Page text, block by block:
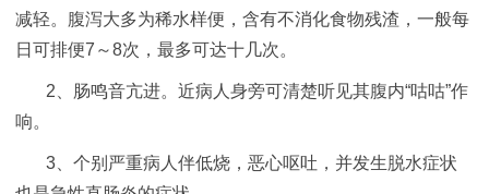
减轻。腹泻大多为稀水样便，含有不消化食物残渣，一般每
日可排便7～8次，最多可达十几次。
2、肠鸣音亢进。近病人身旁可清楚听见其腹内“咕咕”作
响。
3、个别严重病人伴低烧，恶心呕吐，并发生脱水症状